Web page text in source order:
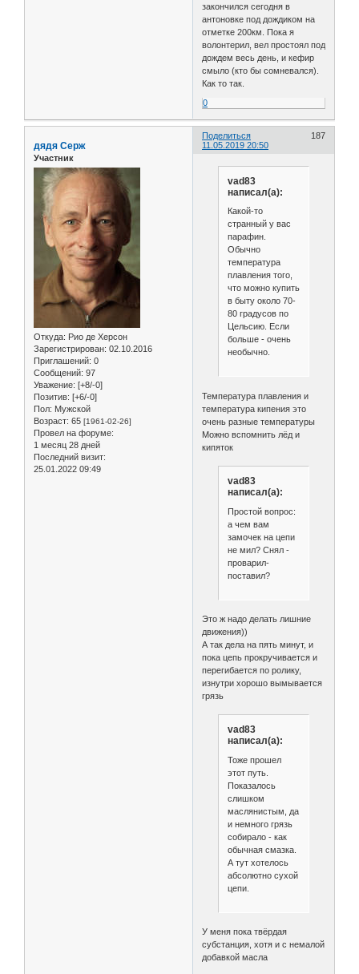
закончился сегодня в
антоновке под дождиком на
отметке 200км. Пока я
волонтерил, вел простоял под
дождем весь день, и кефир
смыло (кто бы сомневался).
Как то так.
0
Поделиться
187
11.05.2019 20:50
дядя Серж
Участник
Откуда: Рио де Херсон
Зарегистрирован: 02.10.2016
Приглашений: 0
Сообщений: 97
Уважение: [+8/-0]
Позитив: [+6/-0]
Пол: Мужской
Возраст: 65 [1961-02-26]
Провел на форуме:
1 месяц 28 дней
Последний визит:
25.01.2022 09:49
vad83
написал(а):
Какой-то
странный у вас
парафин.
Обычно
температура
плавления того,
что можно купить
в быту около 70-
80 градусов по
Цельсию. Если
больше - очень
необычно.
Температура плавления и
температура кипения это
очень разные температуры
Можно вспомнить лёд и
кипяток
vad83
написал(а):
Простой вопрос:
а чем вам
замочек на цепи
не мил? Снял -
проварил-
поставил?
Это ж надо делать лишние
движения))
А так дела на пять минут, и
пока цепь прокручивается и
перегибается по ролику,
изнутри хорошо вымывается
грязь
vad83
написал(а):
Тоже прошел
этот путь.
Показалось
слишком
маслянистым, да
и немного грязь
собирало - как
обычная смазка.
А тут хотелось
абсолютно сухой
цепи.
У меня пока твёрдая
субстанция, хотя и с немалой
добавкой масла